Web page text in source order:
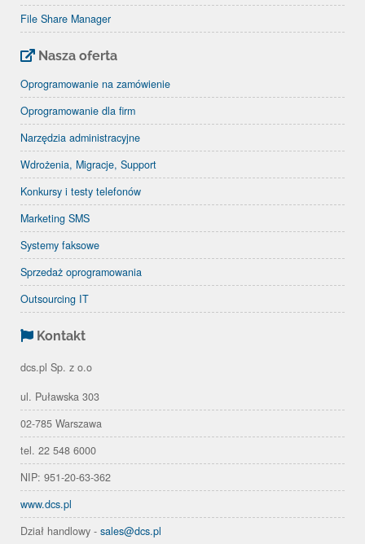
File Share Manager
Nasza oferta
Oprogramowanie na zamówienie
Oprogramowanie dla firm
Narzędzia administracyjne
Wdrożenia, Migracje, Support
Konkursy i testy telefonów
Marketing SMS
Systemy faksowe
Sprzedaż oprogramowania
Outsourcing IT
Kontakt
dcs.pl Sp. z o.o
ul. Puławska 303
02-785 Warszawa
tel. 22 548 6000
NIP: 951-20-63-362
www.dcs.pl
Dział handlowy - sales@dcs.pl